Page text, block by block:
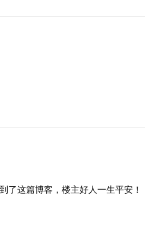
了这篇博客，楼主好人一生平安！